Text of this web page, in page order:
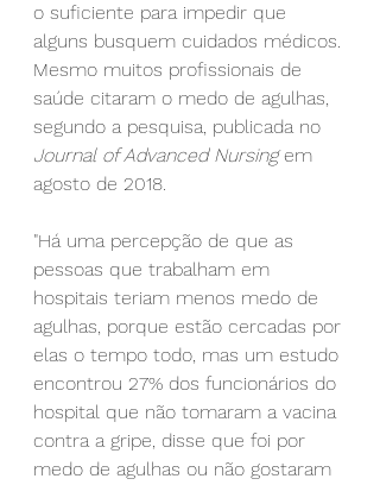
o suficiente para impedir que
alguns busquem cuidados médicos.
Mesmo muitos profissionais de
saúde citaram o medo de agulhas,
segundo a pesquisa, publicada no
Journal of Advanced Nursing em
agosto de 2018.
"Há uma percepção de que as
pessoas que trabalham em
hospitais teriam menos medo de
agulhas, porque estão cercadas por
elas o tempo todo, mas um estudo
encontrou 27% dos funcionários do
hospital que não tomaram a vacina
contra a gripe, disse que foi por
medo de agulhas ou não gostaram